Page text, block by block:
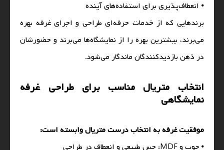
⦁ انعطاف‌پذیری برای استفاده‌های آینده
برندهایی که از خدمات حرفه‌ای طراحی و اجرای غرفه بهره
می‌برند، بیشترین بهره را از نمایشگاه‌ها می‌برند و حضورشان
در ذهن بازدیدکنندگان ماندگار می‌شود.
انتخاب متریال مناسب برای طراحی غرفه
نمایشگاهی
موفقیت غرفه به انتخاب درست متریال وابسته است:
⦁ چوب و MDF: حس طبیعی و انعطاف در طراحی